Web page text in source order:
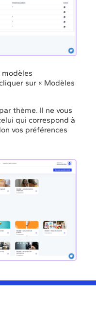
sur « Modèles
thème. Il ne vous
qui correspond à
vos préférences